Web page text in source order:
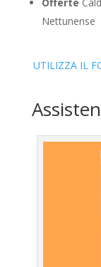
Nettunense
UTILIZZA IL